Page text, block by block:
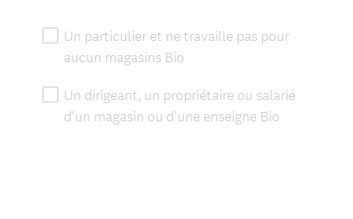
Un particulier et ne travaille pas pour
aucun magasins Bio
Un dirigeant, un propriétaire ou salarié
d'un magasin ou d'une enseigne Bio